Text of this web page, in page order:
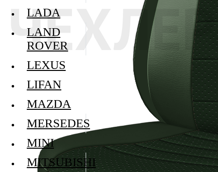
LADA
LAND
ROVER
LEXUS
LIFAN
MAZDA
MERSEDES
MINI
MITSUBISHI